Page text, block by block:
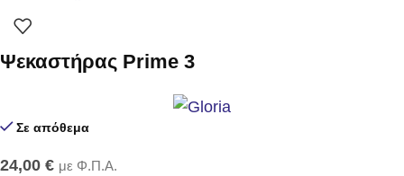
Ψεκαστήρας Prime 3
Σε απόθεμα
24,00 € με Φ.Π.Α.